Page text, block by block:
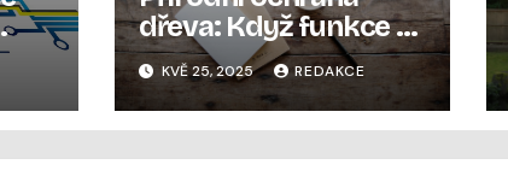
dřeva: Když funkce a
krása jdou ruku v
ruce
KVĚ 25, 2025 REDAKCE